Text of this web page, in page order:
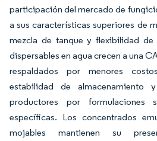
participación del mercado de
a sus características superiores de
mezcla de tanque y flexibilidad de
dispersables en agua crecen a una
respaldados por menores
estabilidad de almacenamiento
productores por formulaciones
específicas. Los concentrados
mojables mantienen su